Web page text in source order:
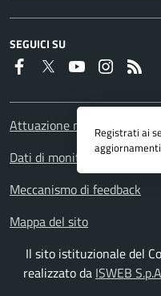
Registrati ai
SEGUICI SU
Faceboook
Twitter YoutubeInstagram
Attuazione misure PNRR
Dati di monitoraggio
Meccanismo di feedback
Mappa del sito
Il sito istituzionale del
realizzato da ISWEB